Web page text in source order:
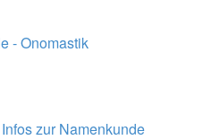
- Onomastik
Infos zur Namenkunde